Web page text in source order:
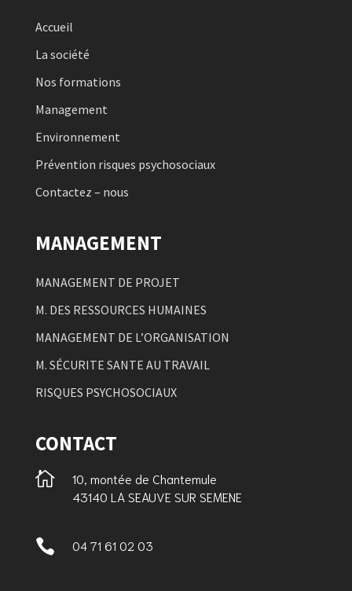
Accueil
La société
Nos formations
Management
Environnement
Prévention risques psychosociaux
Contactez – nous
MANAGEMENT
MANAGEMENT DE PROJET
M. DES RESSOURCES HUMAINES
MANAGEMENT DE L’ORGANISATION
M. SÉCURITE SANTE AU TRAVAIL
RISQUES PSYCHOSOCIAUX
CONTACT

10, montée de Chantemule
43140 LA SEAUVE SUR SEMENE
 04 71 61 02 03